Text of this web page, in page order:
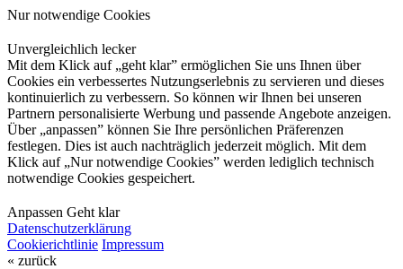
Nur notwendige Cookies
Unvergleichlich lecker
Mit dem Klick auf „geht klar” ermöglichen Sie uns Ihnen über
Cookies ein verbessertes Nutzungserlebnis zu servieren und dieses
kontinuierlich zu verbessern. So können wir Ihnen bei unseren
Partnern personalisierte Werbung und passende Angebote anzeigen.
Über „anpassen” können Sie Ihre persönlichen Präferenzen
festlegen. Dies ist auch nachträglich jederzeit möglich. Mit dem
Klick auf „Nur notwendige Cookies” werden lediglich technisch
notwendige Cookies gespeichert.
Anpassen Geht klar
Datenschutzerklärung
Cookierichtlinie Impressum
« zurück